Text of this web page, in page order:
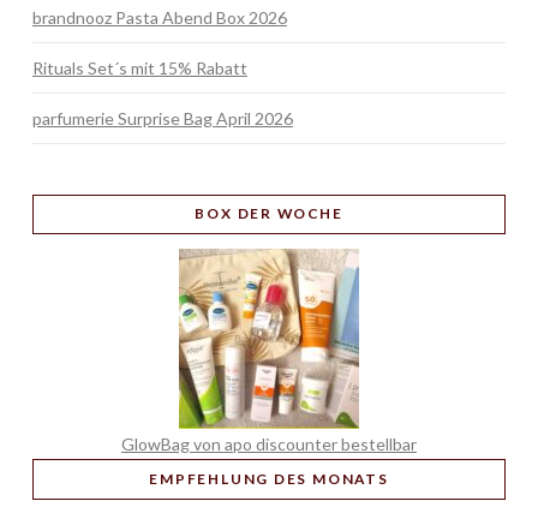
brandnooz Pasta Abend Box 2026
Rituals Set´s mit 15% Rabatt
parfumerie Surprise Bag April 2026
BOX DER WOCHE
GlowBag von apo discounter bestellbar
EMPFEHLUNG DES MONATS